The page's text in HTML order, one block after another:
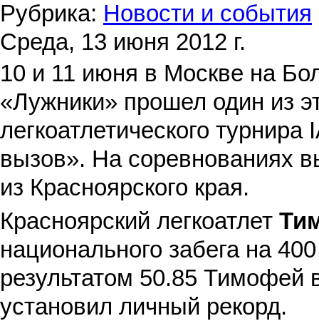
Рубрика: Новости и события
Среда, 13 июня 2012 г.
10 и 11 июня в Москве на
«Лужники» прошел один из
легкоатлетического
вызов». На соревнованиях
из Красноярского края.
Красноярский легкоатлет
национального забега на
результатом 50.85 Тимофей
установил личный рекорд.